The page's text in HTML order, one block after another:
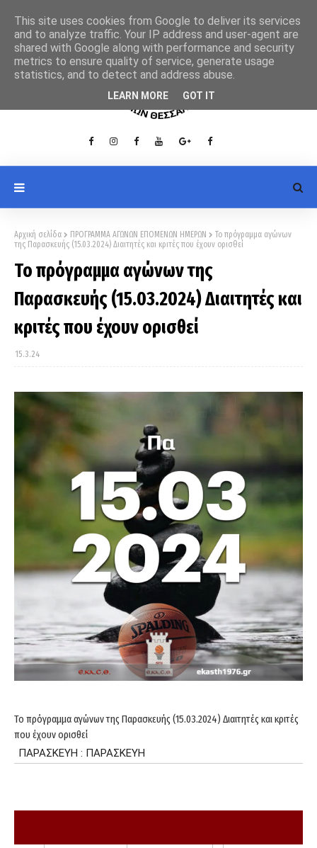
Αρχική σελίδα ΠΡΟΓΡΑΜΜΑ ΑΓΩΝΩΝ ΕΠΟΜΕΝΩΝ ΗΜΕΡΩΝ
Το πρόγραμμα αγώνων
της Παρασκευής (15.03.2024) Διαιτητές και κριτές που έχουν ορισθεί
Το πρόγραμμα αγώνων της
Παρασκευής (15.03.2024) Διαιτητές και
κριτές που έχουν ορισθεί
15.3.24
Το πρόγραμμα αγώνων της Παρασκευής (15.03.2024) Διαιτητές και κριτές
που έχουν ορισθεί
This site uses cookies from Google to deliver its services
and to analyze traffic. Your IP address and user-agent are
shared with Google along with performance and security
metrics to ensure quality of service, generate usage
statistics, and to detect and address abuse.
LEARN MORE GOT IT